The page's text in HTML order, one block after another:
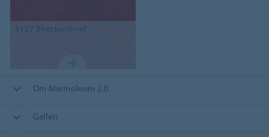
3127 Bleeckerstreet
Om Marmoleum 2.0
Galleri